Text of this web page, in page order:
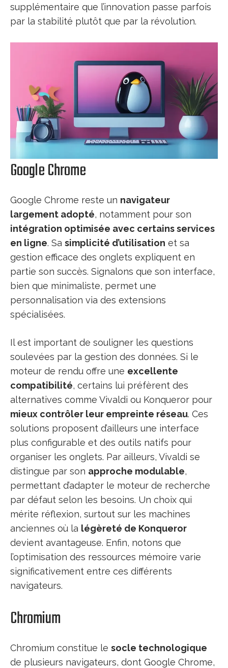
supplémentaire que l’innovation passe parfois
par la stabilité plutôt que par la révolution.
Google Chrome
Google Chrome reste un navigateur
largement adopté, notamment pour son
intégration optimisée avec certains services
en ligne. Sa simplicité d’utilisation et sa
gestion efficace des onglets expliquent en
partie son succès. Signalons que son interface,
bien que minimaliste, permet une
personnalisation via des extensions
spécialisées.
Il est important de souligner les questions
soulevées par la gestion des données. Si le
moteur de rendu offre une excellente
compatibilité, certains lui préfèrent des
alternatives comme Vivaldi ou Konqueror pour
mieux contrôler leur empreinte réseau. Ces
solutions proposent d’ailleurs une interface
plus configurable et des outils natifs pour
organiser les onglets. Par ailleurs, Vivaldi se
distingue par son approche modulable,
permettant d’adapter le moteur de recherche
par défaut selon les besoins. Un choix qui
mérite réflexion, surtout sur les machines
anciennes où la légèreté de Konqueror
devient avantageuse. Enfin, notons que
l’optimisation des ressources mémoire varie
significativement entre ces différents
navigateurs.
Chromium
Chromium constitue le socle technologique
de plusieurs navigateurs, dont Google Chrome,